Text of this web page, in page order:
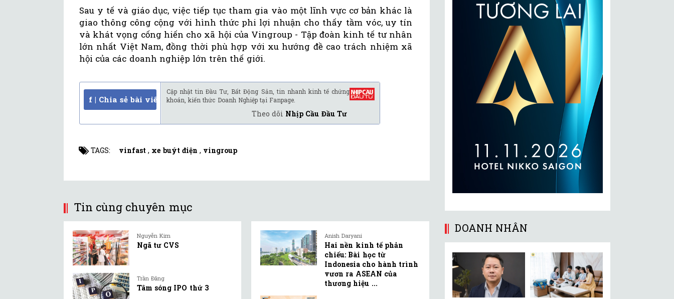
Sau y tế và giáo dục, việc tiếp tục tham gia vào một lĩnh vực cơ bản khác là
giao thông công cộng với hình thức phi lợi nhuận cho thấy tầm vóc, uy tín
và khát vọng cống hiến cho xã hội của Vingroup - Tập đoàn kinh tế tư nhân
lớn nhất Việt Nam, đồng thời phù hợp với xu hướng đề cao trách nhiệm xã
hội của các doanh nghiệp lớn trên thế giới.
f | Chia sẻ bài viết
Cập nhật tin Đầu Tư, Bất Động Sản, tin nhanh kinh tế chứng
khoán, kiến thức Doanh Nghiệp tại Fanpage.
Theo dõi Nhịp Cầu Đầu Tư
TAGS: vinfast , xe buýt điện , vingroup
Tin cùng chuyên mục
Nguyễn Kim
Ngã tư CVS
Trần Đăng
Tâm sóng IPO thứ 3
Anish Daryani
Hai nền kinh tế phản
chiếu: Bài học từ
Indonesia cho hành trình
vươn ra ASEAN của
thương hiệu ...
DOANH NHÂN